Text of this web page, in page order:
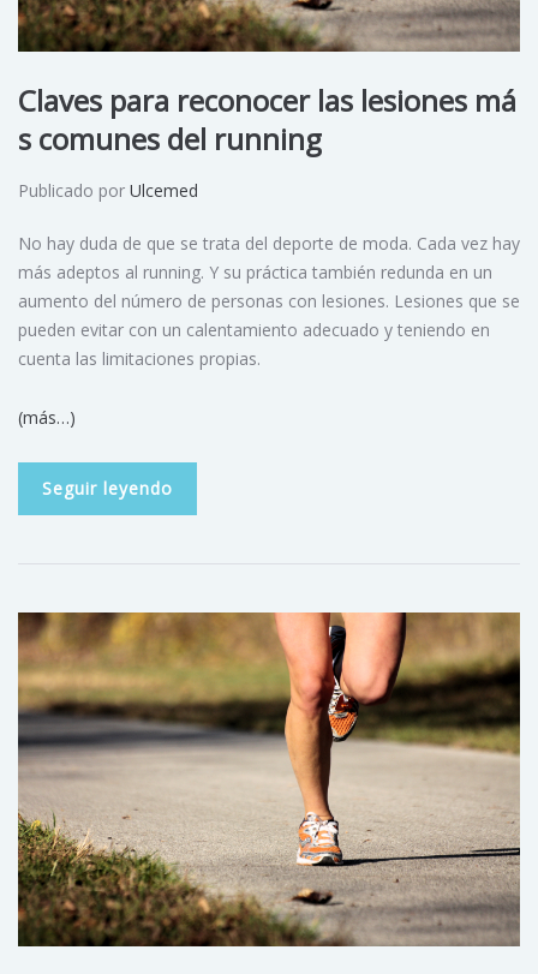
Claves para reconocer las lesiones má
s comunes del running
Publicado por Ulcemed
No hay duda de que se trata del deporte de moda. Cada vez hay
más adeptos al running. Y su práctica también redunda en un
aumento del número de personas con lesiones. Lesiones que se
pueden evitar con un calentamiento adecuado y teniendo en
cuenta las limitaciones propias.
(más…)
Seguir leyendo